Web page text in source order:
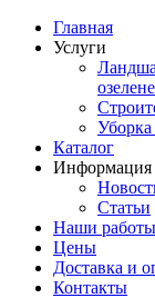
Главная
Услуги
Уборка
Каталог
Информация
Статьи
Наши работы
Цены
Доставка и
Контакты